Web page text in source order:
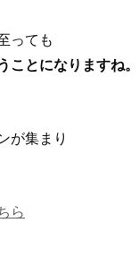
っても
とになりますね。
が集まり
ら